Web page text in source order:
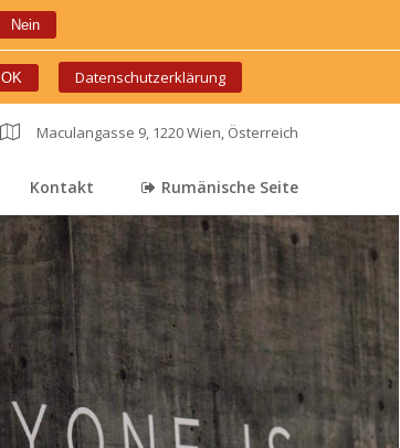
Nein
OK Datenschutzerklärung
Maculangasse 9, 1220 Wien, Österreich
Kontakt Rumänische Seite